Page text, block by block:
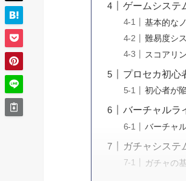
ゲームシステ
基本的な
難易度シ
スコアリ
プロセカ初心
初心者が
バーチャルラ
バーチャ
ガチャシステ
ガチャの